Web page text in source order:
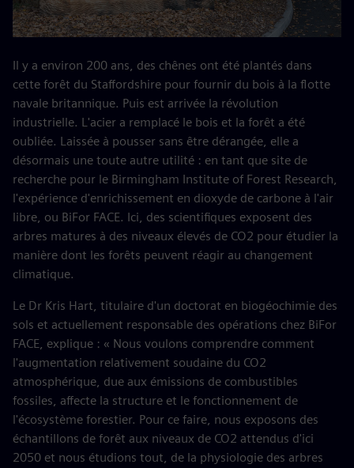
Il y a environ 200 ans, des chênes ont été plantés dans
cette forêt du Staffordshire pour fournir du bois à la flotte
navale britannique. Puis est arrivée la révolution
industrielle. L'acier a remplacé le bois et la forêt a été
oubliée. Laissée à pousser sans être dérangée, elle a
désormais une toute autre utilité : en tant que site de
recherche pour le Birmingham Institute of Forest Research,
l'expérience d'enrichissement en dioxyde de carbone à l'air
libre, ou BiFor FACE. Ici, des scientifiques exposent des
arbres matures à des niveaux élevés de CO2 pour étudier la
manière dont les forêts peuvent réagir au changement
climatique.
Le Dr Kris Hart, titulaire d'un doctorat en biogéochimie des
sols et actuellement responsable des opérations chez BiFor
FACE, explique : « Nous voulons comprendre comment
l'augmentation relativement soudaine du CO2
atmosphérique, due aux émissions de combustibles
fossiles, affecte la structure et le fonctionnement de
l'écosystème forestier. Pour ce faire, nous exposons des
échantillons de forêt aux niveaux de CO2 attendus d'ici
2050 et nous étudions tout, de la physiologie des arbres